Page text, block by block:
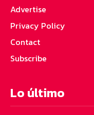
Advertise
Privacy Policy
Contact
Subscribe
Lo último